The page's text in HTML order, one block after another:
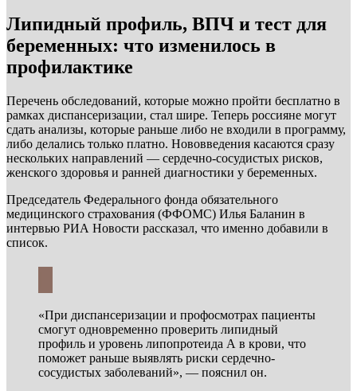
Липидный профиль, ВПЧ и тест для
беременных: что изменилось в
профилактике
Перечень обследований, которые можно пройти бесплатно в
рамках диспансеризации, стал шире. Теперь россияне могут
сдать анализы, которые раньше либо не входили в программу,
либо делались только платно. Нововведения касаются сразу
нескольких направлений — сердечно-сосудистых рисков,
женского здоровья и ранней диагностики у беременных.
Председатель Федерального фонда обязательного
медицинского страхования (ФФОМС) Илья Баланин в
интервью РИА Новости рассказал, что именно добавили в
список.
«При диспансеризации и профосмотрах пациенты
смогут одновременно проверить липидный
профиль и уровень липопротеида А в крови, что
поможет раньше выявлять риски сердечно-
сосудистых заболеваний», — пояснил он.